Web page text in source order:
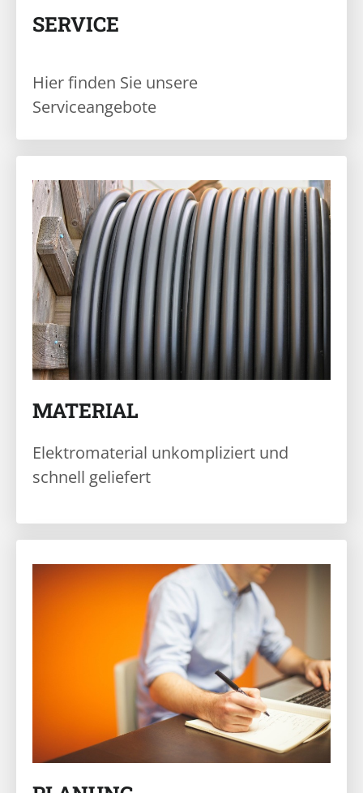
SERVICE
Hier finden Sie unsere
Serviceangebote
MATERIAL
Elektromaterial unkompliziert und
schnell geliefert